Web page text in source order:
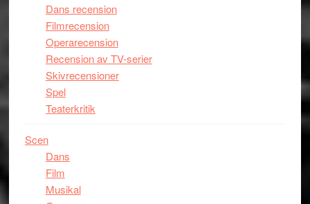
Dans recension
Filmrecension
Operarecension
Recension av TV-serier
Skivrecensioner
Spel
Teaterkritik
Scen
Dans
Film
Musikal